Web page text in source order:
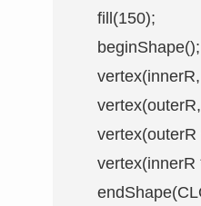
        fill(150);
        beginShape();